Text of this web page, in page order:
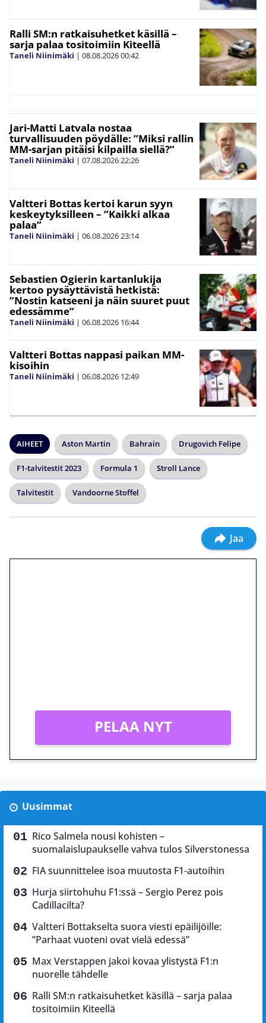
Ralli SM:n ratkaisuhetket käsillä –
sarja palaa tositoimiin Kiteellä
Taneli Niinimäki | 08.08.202600:42
Jari-Matti Latvala nostaa
turvallisuuden pöydälle: ”Miksi rallin
MM-sarjan pitäisi kilpailla siellä?”
Taneli Niinimäki | 07.08.202622:26
Valtteri Bottas kertoi karun syyn
keskeytyksilleen – ”Kaikki alkaa
palaa”
Taneli Niinimäki | 06.08.202623:14
Sebastien Ogierin kartanlukija
kertoo pysäyttävistä hetkistä:
”Nostin katseeni ja näin suuret puut
edessämme”
Taneli Niinimäki | 06.08.2026 16:44
Valtteri Bottas nappasi paikan MM-
kisoihin
Taneli Niinimäki | 06.08.2026 12:49
AIHEET Aston Martin Bahrain Drugovich Felipe
F1-talvitestit 2023 Formula 1 Stroll Lance
Talvitestit Vandoorne Stoffel
Jaa
PELAA NYT
Uusimmat
Rico Salmela nousi kohisten –
suomalaislupaukselle vahva tulos Silverstonessa
FIA suunnittelee isoa muutosta F1-autoihin
Hurja siirtohuhu F1:ssä – Sergio Perez pois
Cadillacilta?
Valtteri Bottakselta suora viesti epäilijöille:
”Parhaat vuoteni ovat vielä edessä”
Max Verstappen jakoi kovaa ylistystä F1:n
nuorelle tähdelle
Ralli SM:n ratkaisuhetket käsillä – sarja palaa
tositoimiin Kiteellä